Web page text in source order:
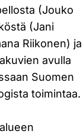
(Jouko
(Jani
Riikonen) ja
avulla
Suomen
toimintaa.